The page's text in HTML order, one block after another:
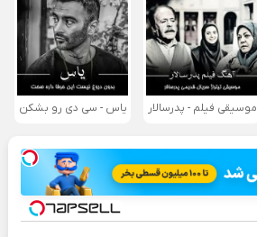
موسیقی فیلم - پدرسالار یاس - سی دی رو بشکن